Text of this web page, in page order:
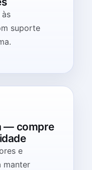
suporte
— compre
e
manter